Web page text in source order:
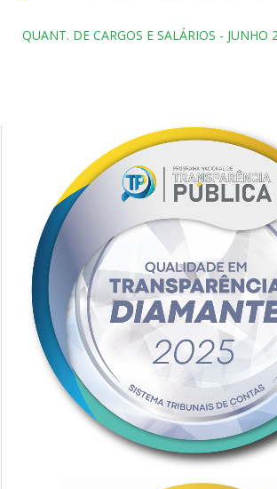
QUANT. DE CARGOS E SALÁRIOS - JUNHO